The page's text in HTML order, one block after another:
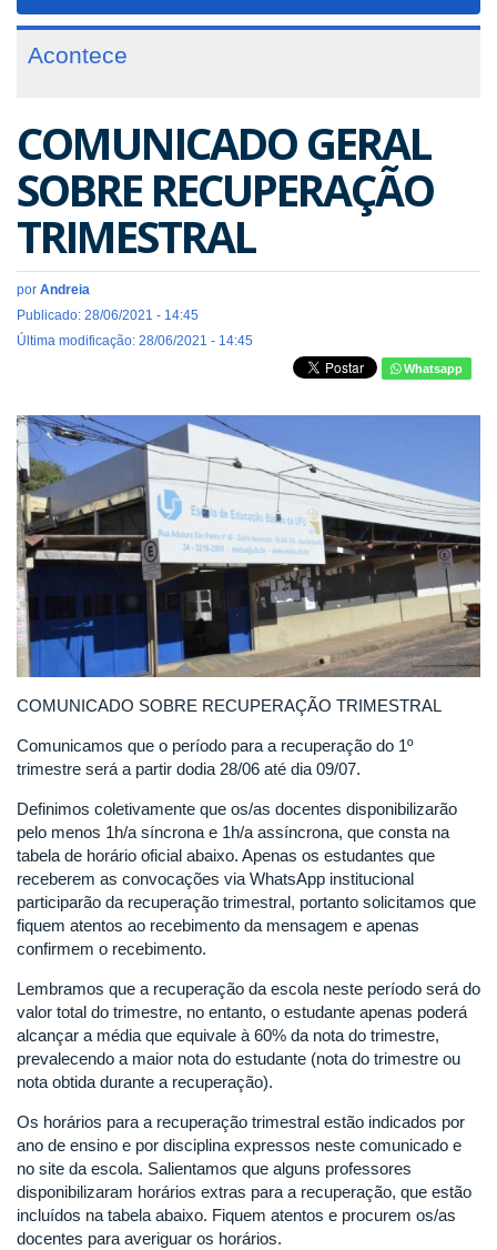
Acontece
COMUNICADO GERAL
SOBRE RECUPERAÇÃO
TRIMESTRAL
por Andreia
Publicado: 28/06/2021 - 14:45
Última modificação: 28/06/2021 - 14:45
Whatsapp
COMUNICADO SOBRE RECUPERAÇÃO TRIMESTRAL
Comunicamos que o período para a recuperação do 1º
trimestre será a partir dodia 28/06 até dia 09/07.
Definimos coletivamente que os/as docentes disponibilizarão
pelo menos 1h/a síncrona e 1h/a assíncrona, que consta na
tabela de horário oficial abaixo. Apenas os estudantes que
receberem as convocações via WhatsApp institucional
participarão da recuperação trimestral, portanto solicitamos que
fiquem atentos ao recebimento da mensagem e apenas
confirmem o recebimento.
Lembramos que a recuperação da escola neste período será do
valor total do trimestre, no entanto, o estudante apenas poderá
alcançar a média que equivale à 60% da nota do trimestre,
prevalecendo a maior nota do estudante (nota do trimestre ou
nota obtida durante a recuperação).
Os horários para a recuperação trimestral estão indicados por
ano de ensino e por disciplina expressos neste comunicado e
no site da escola. Salientamos que alguns professores
disponibilizaram horários extras para a recuperação, que estão
incluídos na tabela abaixo. Fiquem atentos e procurem os/as
docentes para averiguar os horários.